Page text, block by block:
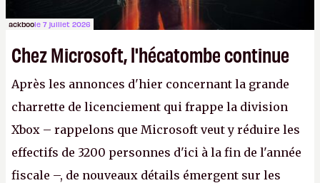
ackboole 7 juillet 2026
Chez Microsoft, l'hécatombe continue
Après les annonces d'hier concernant la grande
charrette de licenciement qui frappe la division
Xbox – rappelons que Microsoft veut y réduire les
effectifs de 3200 personnes d'ici à la fin de l'année
fiscale –, de nouveaux détails émergent sur les